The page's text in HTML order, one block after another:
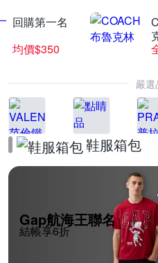
回購第一名
均價$350
嚴選
鞋服箱包
Gap航海王聯名
結帳享6折